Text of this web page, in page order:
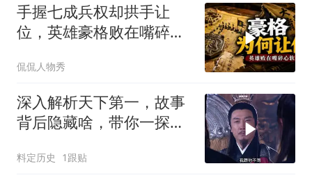
手握七成兵权却拱手让
位，英雄豪格败在嘴碎心
侃侃人物秀
深入解析天下第一，故事
背后隐藏啥，带你一探究
料定历史 1跟贴